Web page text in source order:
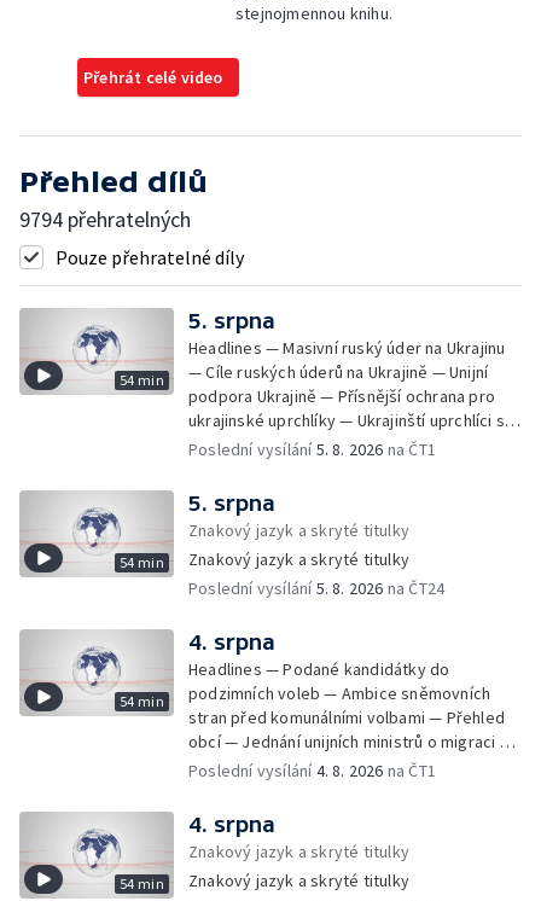
stejnojmennou knihu.
Přehrát celé video
Přehled dílů
9794 přehratelných
Pouze přehratelné díly
54 min
5. srpna
Headlines — Masivní ruský úder na Ukrajinu
— Cíle ruských úderů na Ukrajině — Unijní
podpora Ukrajině — Přísnější ochrana pro
ukrajinské uprchlíky — Ukrajinští uprchlíci s
dočasnou ochranou v Česku — Uprchlíci s
Most — Hašení skládky — Srážka nákladního
letadla s dronem v Německu — Vyšetřování
nehody Filipa Turka — Tržby v maloobchodu
— Ústavní soud vyhověl matce ve sporu o
děti — Kniha Válka ševců — Izrael
Návrhy na zmírnění zákona o střetu zájmů —
Podvodné emaily napodobují Českou
advokátní komoru — Obvinění za praní
špinavých peněz — Bývalý poslanec Petr
Wolf je obžalován — Dodávka chybějícího
léku na rakovinu prsu — Vlna veder a silné
bouřky — Teplotní rekordy — Ekonomické
potoky a říčky — Vozíčkáři bez domova —
Dohoda o Hormuzském průlivu — Primárky
Demokratické strany v Michiganu — Tresty v
Poslední vysílání5. 8. 2026 na ČT1
54 min
5. srpna
Znakový jazyk a skryté titulky
Znakový jazyk a skryté titulky
Poslední vysílání5. 8. 2026 na ČT24
54 min
4. srpna
Headlines — Podané kandidátky do
podzimních voleb — Ambice sněmovních
stran před komunálními volbami — Přehled
obcí — Jednání unijních ministrů o migraci —
Stíhání čínského občana za špionáž — Požár
Požár skládky na Litoměřicku — Nedostatek
vody na Brněnsku — Dodávky pitné vody do
obcí — Jednání o otevření Hormuzského
průlivu — Dopady ruských útoků na
Poslední vysílání4. 8. 2026 na ČT1
54 min
4. srpna
Znakový jazyk a skryté titulky
Znakový jazyk a skryté titulky